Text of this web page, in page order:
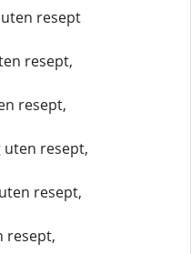
resept
resept,
resept,
uten resept,
resept,
resept,